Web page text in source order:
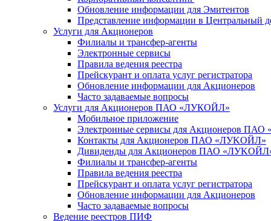
Обновление информации для Эмитентов
Представление информации в Центральный
Услуги для Акционеров
Филиалы и трансфер-агенты
Электронные сервисы
Правила ведения реестра
Прейскурант и оплата услуг регистратора
Обновление информации для Акционеров
Часто задаваемые вопросы
Услуги для Акционеров ПАО «ЛУКОЙЛ»
Мобильное приложение
Электронные сервисы для Акционеров
Контакты для Акционеров ПАО «ЛУKOЙЛ»
Дивиденды для Акционеров ПАО
Филиалы и трансфер-агенты
Правила ведения реестра
Прейскурант и оплата услуг регистратора
Обновление информации для Акционеров
Часто задаваемые вопросы
Ведение реестров ПИФ